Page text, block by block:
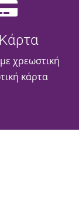
χρεωστική
κάρτα